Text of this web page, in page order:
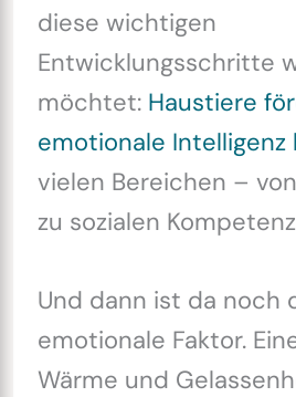
diese wichtigen
Entwicklungsschritte
möchtet: Haustiere
emotionale Intelligenz
vielen Bereichen –
zu sozialen
Und dann ist da noch
emotionale Faktor.
Wärme und